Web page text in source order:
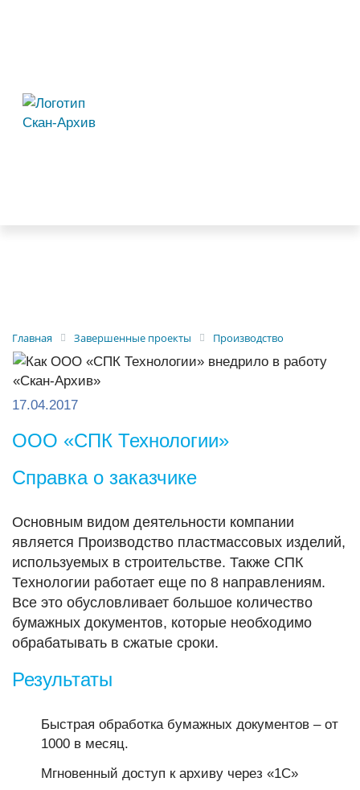
Главная Завершенные проекты Производство
17.04.2017
ООО «СПК Технологии»
Справка о заказчике
Основным видом деятельности компании
является Производство пластмассовых изделий,
используемых в строительстве. Также СПК
Технологии работает еще по 8 направлениям.
Все это обусловливает большое количество
бумажных документов, которые необходимо
обрабатывать в сжатые сроки.
Результаты
Быстрая обработка бумажных документов – от
1000 в месяц.
Мгновенный доступ к архиву через «1С»